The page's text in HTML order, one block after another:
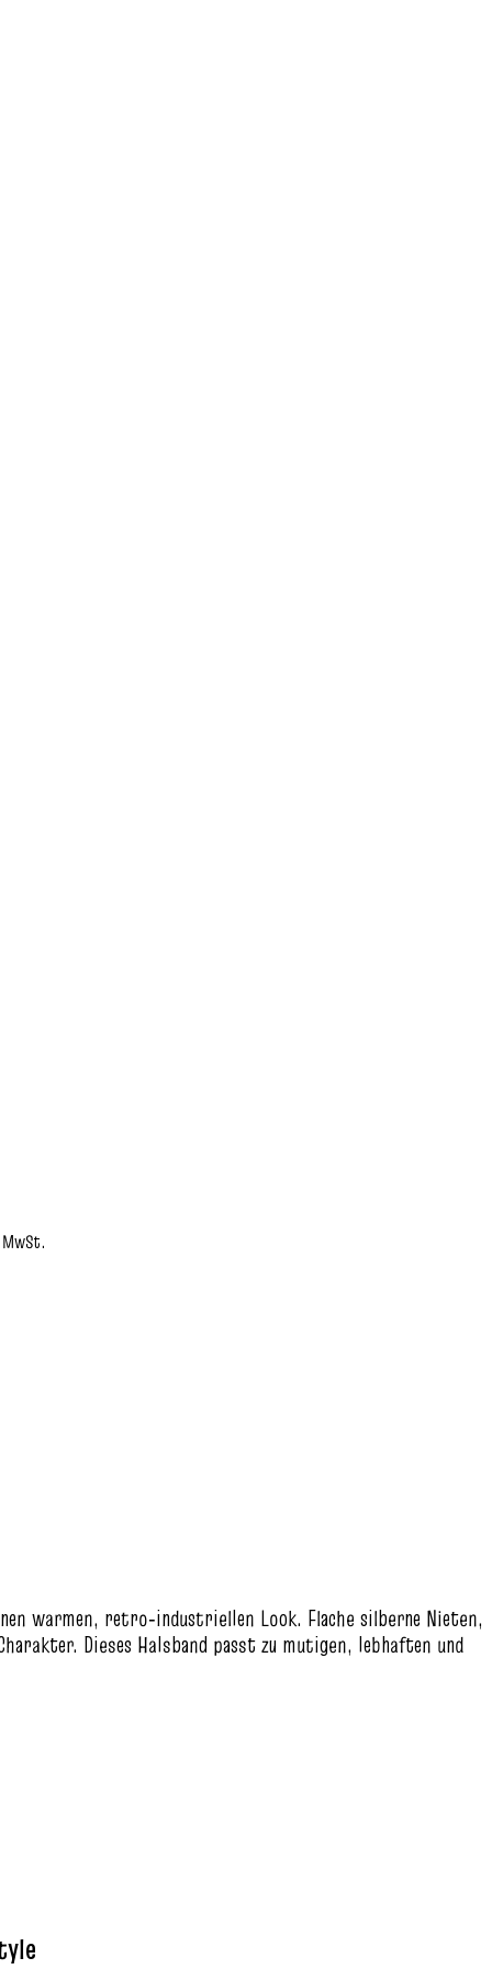
warmen, retro‑industriellen Look. Flache silberne Nieten,
Dieses Halsband passt zu mutigen, lebhaften und